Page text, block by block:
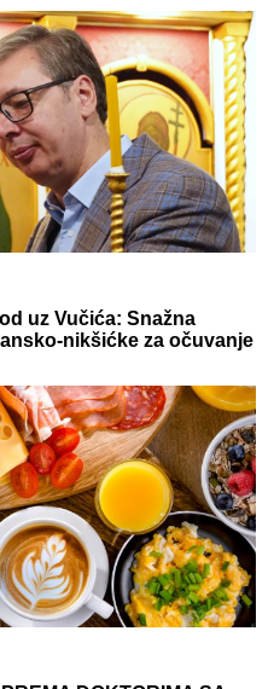
Pucnjava u Tržačkoj
"Bio je divan"
SINOVA I SAMO JEDNU
zbog čega je Esma
usvajala samo dečake,
neočekivanu
KRAJ
potez koji menja